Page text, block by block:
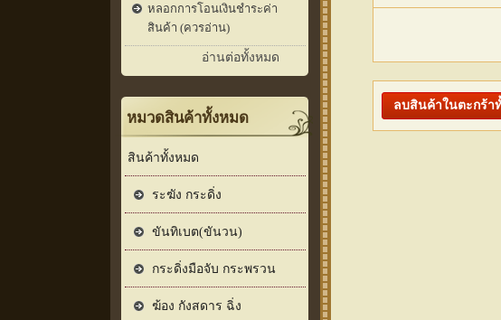
หลอกการโอนเงินชำระค่า
สินค้า (ควรอ่าน)
อ่านต่อทั้งหมด
หมวดสินค้าทั้งหมด
สินค้าทั้งหมด
ระฆัง กระดิ่ง
ขันทิเบต(ขันวน)
กระดิ่งมือจับ กระพรวน
ฆ้อง กังสดาร ฉิ่ง